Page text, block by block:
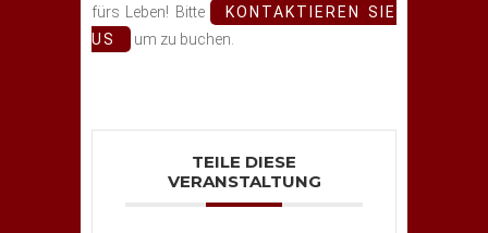
fürs Leben! Bitte
KONTAKTIEREN SIE
US
um zu buchen.
TEILE DIESE
VERANSTALTUNG